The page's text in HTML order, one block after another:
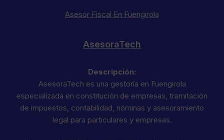
Asesor Fiscal En Fuengirola
AsesoraTech
Descripción:
AsesoraTech es una gestoría en Fuengirola
especializada en constitución de empresas, tramitación
de impuestos, contabilidad, nóminas y asesoramiento
legal para particulares y empresas.